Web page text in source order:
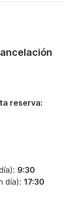
9:30
día): 17:30
reserva: